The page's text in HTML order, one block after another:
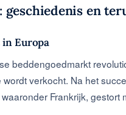
geschiedenis en
in Europa
beddengoedmarkt
verkocht. Na het
Frankrijk, gestort